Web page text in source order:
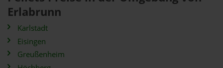
Erlabrunn
Karlstadt
Eisingen
Greußenheim